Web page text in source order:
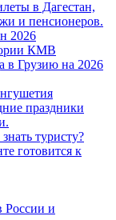
в Дагестан,
и пенсионеров.
2026
КМВ
в Грузию на 2026
праздники
туристу?
готовится к
и